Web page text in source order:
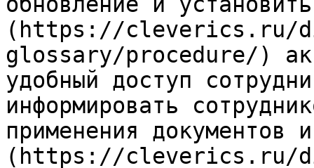
(https://cleverics.ru/
glossary/procedure/)
удобный доступ
информировать
применения документов
(https://cleverics.ru/